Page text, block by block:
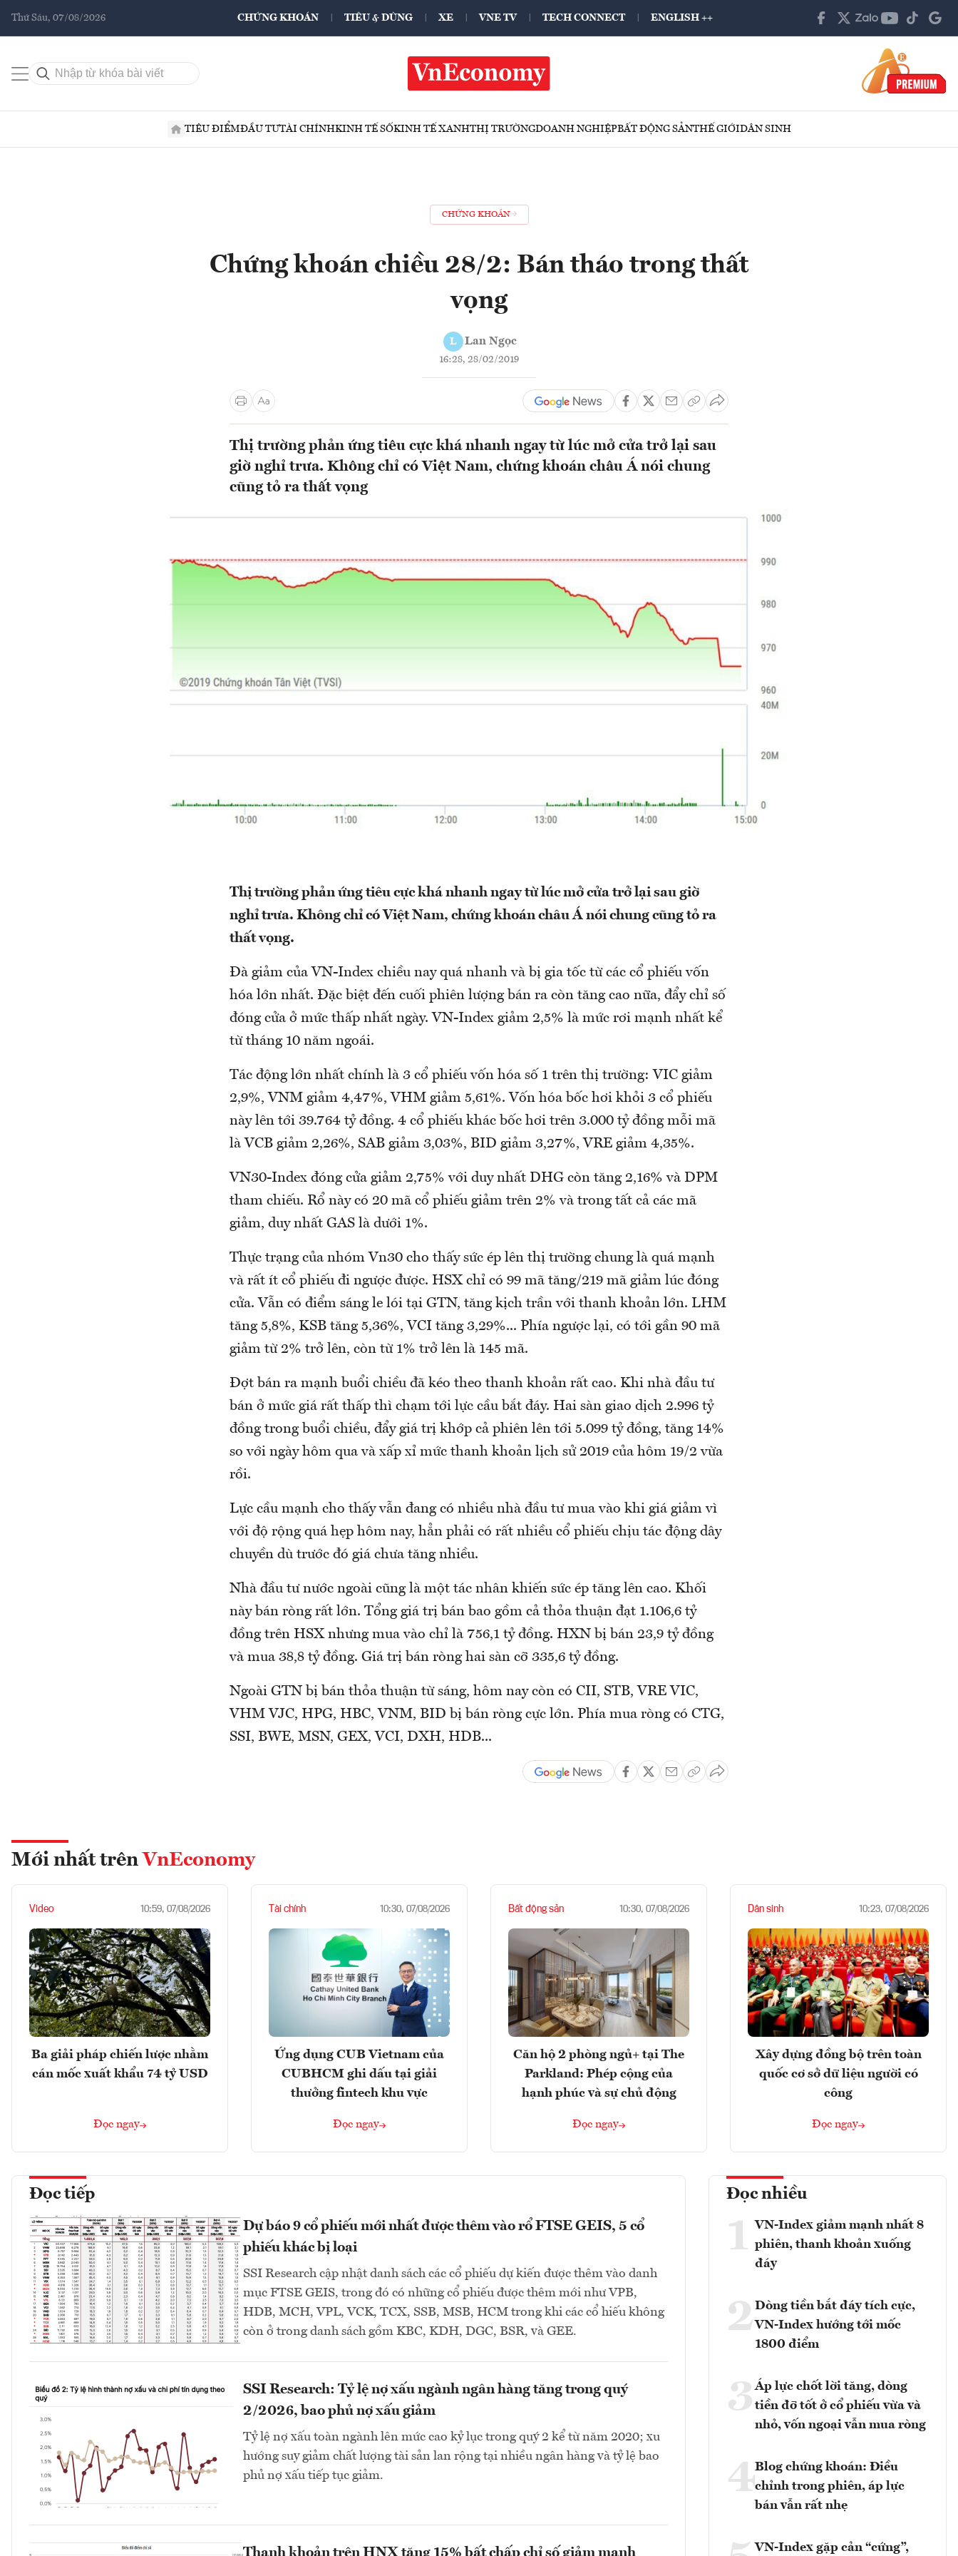
Thứ Sáu, 07/08/2026 CHỨNG KHOÁN TIÊU & DÙNG XE VNE TV TECH CONNECT ENGLISH ++
TIÊU ĐIỂMĐẦU TƯTÀI CHÍNHKINH TẾ SỐKINH TẾ XANHTHỊ TRƯỜNGDOANH NGHIỆPBẤT ĐỘNG SẢNTHẾ GIỚIDÂN SINH
CHỨNG KHOÁN
Chứng khoán chiều 28/2: Bán tháo trong thất
vọng
L Lan Ngọc
16:28, 28/02/2019
Thị trường phản ứng tiêu cực khá nhanh ngay từ lúc mở cửa trở lại sau
giờ nghỉ trưa. Không chỉ có Việt Nam, chứng khoán châu Á nói chung
cũng tỏ ra thất vọng
Thị trường phản ứng tiêu cực khá nhanh ngay từ lúc mở cửa trở lại sau giờ
nghỉ trưa. Không chỉ có Việt Nam, chứng khoán châu Á nói chung cũng tỏ ra
thất vọng.
Đà giảm của VN-Index chiều nay quá nhanh và bị gia tốc từ các cổ phiếu vốn
hóa lớn nhất. Đặc biệt đến cuối phiên lượng bán ra còn tăng cao nữa, đẩy chỉ số
đóng cửa ở mức thấp nhất ngày. VN-Index giảm 2,5% là mức rơi mạnh nhất kể
từ tháng 10 năm ngoái.
Tác động lớn nhất chính là 3 cổ phiếu vốn hóa số 1 trên thị trường: VIC giảm
2,9%, VNM giảm 4,47%, VHM giảm 5,61%. Vốn hóa bốc hơi khỏi 3 cổ phiếu
này lên tới 39.764 tỷ đồng. 4 cổ phiếu khác bốc hơi trên 3.000 tỷ đồng mỗi mã
là VCB giảm 2,26%, SAB giảm 3,03%, BID giảm 3,27%, VRE giảm 4,35%.
VN30-Index đóng cửa giảm 2,75% với duy nhất DHG còn tăng 2,16% và DPM
tham chiếu. Rổ này có 20 mã cổ phiếu giảm trên 2% và trong tất cả các mã
giảm, duy nhất GAS là dưới 1%.
Thực trạng của nhóm Vn30 cho thấy sức ép lên thị trường chung là quá mạnh
và rất ít cổ phiếu đi ngược được. HSX chỉ có 99 mã tăng/219 mã giảm lúc đóng
cửa. Vẫn có điểm sáng le lói tại GTN, tăng kịch trần với thanh khoản lớn. LHM
tăng 5,8%, KSB tăng 5,36%, VCI tăng 3,29%... Phía ngược lại, có tới gần 90 mã
giảm từ 2% trở lên, còn từ 1% trở lên là 145 mã.
Đợt bán ra mạnh buổi chiều đã kéo theo thanh khoản rất cao. Khi nhà đầu tư
bán ở mức giá rất thấp thì chạm tới lực cầu bắt đáy. Hai sàn giao dịch 2.996 tỷ
đồng trong buổi chiều, đẩy giá trị khớp cả phiên lên tới 5.099 tỷ đồng, tăng 14%
so với ngày hôm qua và xấp xỉ mức thanh khoản lịch sử 2019 của hôm 19/2 vừa
rồi.
Lực cầu mạnh cho thấy vẫn đang có nhiều nhà đầu tư mua vào khi giá giảm vì
với độ rộng quá hẹp hôm nay, hẳn phải có rất nhiều cổ phiếu chịu tác động dây
chuyền dù trước đó giá chưa tăng nhiều.
Nhà đầu tư nước ngoài cũng là một tác nhân khiến sức ép tăng lên cao. Khối
này bán ròng rất lớn. Tổng giá trị bán bao gồm cả thỏa thuận đạt 1.106,6 tỷ
đồng trên HSX nhưng mua vào chỉ là 756,1 tỷ đồng. HXN bị bán 23,9 tỷ đồng
và mua 38,8 tỷ đồng. Giá trị bán ròng hai sàn cỡ 335,6 tỷ đồng.
Ngoài GTN bị bán thỏa thuận từ sáng, hôm nay còn có CII, STB, VRE VIC,
VHM VJC, HPG, HBC, VNM, BID bị bán ròng cực lớn. Phía mua ròng có CTG,
SSI, BWE, MSN, GEX, VCI, DXH, HDB...
Mới nhất trên VnEconomy
Video 10:59, 07/08/2026
Ba giải pháp chiến lược nhằm
cán mốc xuất khẩu 74 tỷ USD
Đọc ngay
Tài chính 10:30, 07/08/2026
Ứng dụng CUB Vietnam của
CUBHCM ghi dấu tại giải
thưởng fintech khu vực
Đọc ngay
Bất động sản 10:30, 07/08/2026
Căn hộ 2 phòng ngủ+ tại The
Parkland: Phép cộng của
hạnh phúc và sự chủ động
Đọc ngay
Dân sinh 10:23, 07/08/2026
Xây dựng đồng bộ trên toàn
quốc cơ sở dữ liệu người có
công
Đọc ngay
Đọc tiếp
Dự báo 9 cổ phiếu mới nhất được thêm vào rổ FTSE GEIS, 5 cổ
phiếu khác bị loại
SSI Research cập nhật danh sách các cổ phiếu dự kiến được thêm vào danh
mục FTSE GEIS, trong đó có những cổ phiếu được thêm mới như VPB,
HDB, MCH, VPL, VCK, TCX, SSB, MSB, HCM trong khi các cổ hiếu không
còn ở trong danh sách gồm KBC, KDH, DGC, BSR, và GEE.
SSI Research: Tỷ lệ nợ xấu ngành ngân hàng tăng trong quý
2/2026, bao phủ nợ xấu giảm
Tỷ lệ nợ xấu toàn ngành lên mức cao kỷ lục trong quý 2 kể từ năm 2020; xu
hướng suy giảm chất lượng tài sản lan rộng tại nhiều ngân hàng và tỷ lệ bao
phủ nợ xấu tiếp tục giảm.
Đọc nhiều
1 VN-Index giảm mạnh nhất 8
phiên, thanh khoản xuống
đáy
2Dòng tiền bắt đáy tích cực,
VN-Index hướng tới mốc
1800 điểm
3 Áp lực chốt lời tăng, dòng
tiền đỡ tốt ở cổ phiếu vừa và
nhỏ, vốn ngoại vẫn mua ròng
4Blog chứng khoán: Điều
chỉnh trong phiên, áp lực
bán vẫn rất nhẹ
VN-Index gặp cản “cứng”,